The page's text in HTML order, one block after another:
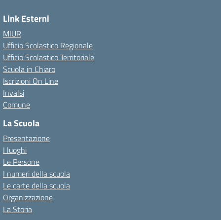
Link Esterni
MIUR
Ufficio Scolastico Regionale
Ufficio Scolastico Territoriale
Scuola in Chiaro
Iscrizioni On Line
Invalsi
Comune
La Scuola
Presentazione
I luoghi
Le Persone
I numeri della scuola
Le carte della scuola
Organizzazione
La Storia